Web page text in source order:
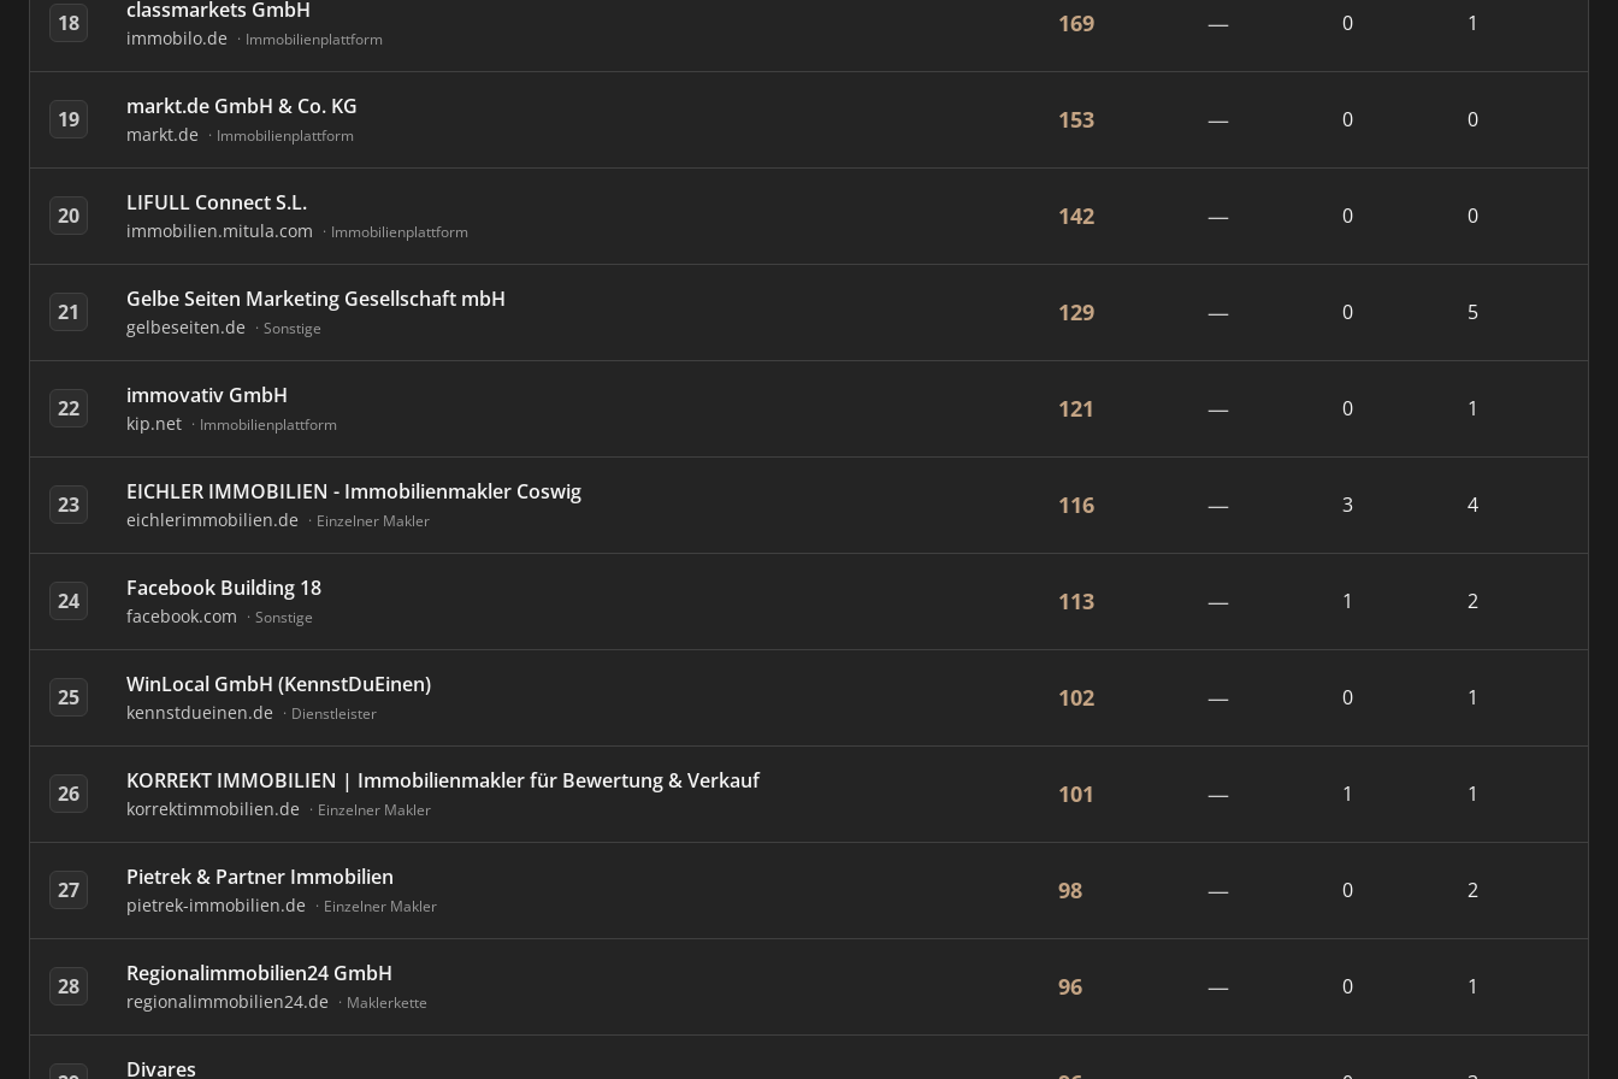
18 classmarkets GmbH
immobilo.de Immobilienplattform
169 — 0 1
19 markt.de GmbH & Co. KG
markt.de Immobilienplattform
153 — 0 0
20 LIFULL Connect S.L.
immobilien.mitula.com Immobilienplattform
142 — 0 0
21 Gelbe Seiten Marketing Gesellschaft mbH
gelbeseiten.de Sonstige
129 — 0 5
22 immovativ GmbH
kip.net Immobilienplattform
121 — 0 1
23 EICHLER IMMOBILIEN - Immobilienmakler Coswig
eichlerimmobilien.de Einzelner Makler
116 — 3 4
24 Facebook Building 18
facebook.com Sonstige
113 — 1 2
25 WinLocal GmbH (KennstDuEinen)
kennstdueinen.de Dienstleister
102 — 0 1
26 KORREKT IMMOBILIEN | Immobilienmakler für Bewertung & Verkauf
korrektimmobilien.de Einzelner Makler
101 — 1 1
27 Pietrek & Partner Immobilien
pietrek-immobilien.de Einzelner Makler
98 — 0 2
28 Regionalimmobilien24 GmbH
regionalimmobilien24.de Maklerkette
96 — 0 1
Divares